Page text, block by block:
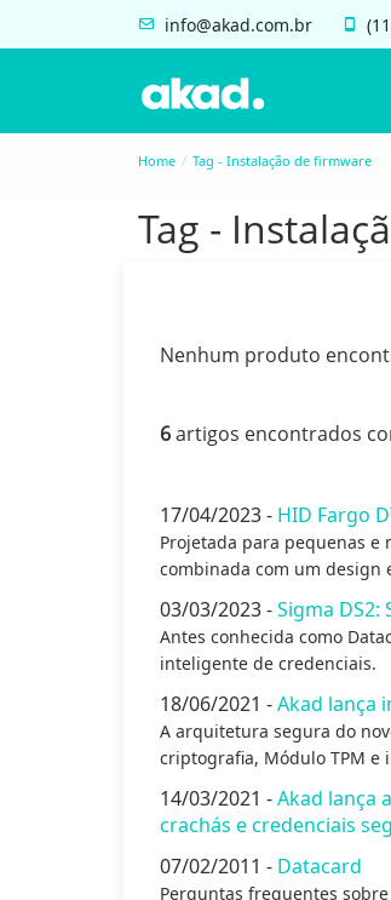
info@akad.com.br
Home Tag - Instalação de firmware
Tag -
Nenhum produto
6artigos encontrados
17/04/2023 - HID Fargo
Projetada para pequenas e
combinada com um design
03/03/2023 -Sigma
Antes conhecida como
inteligente de credenciais.
18/06/2021 -Akad lança
A arquitetura segura do
criptografia, Módulo TPM e
14/03/2021 -Akad lança
crachás e credenciais
07/02/2011 - Datacard
Perguntas frequentes